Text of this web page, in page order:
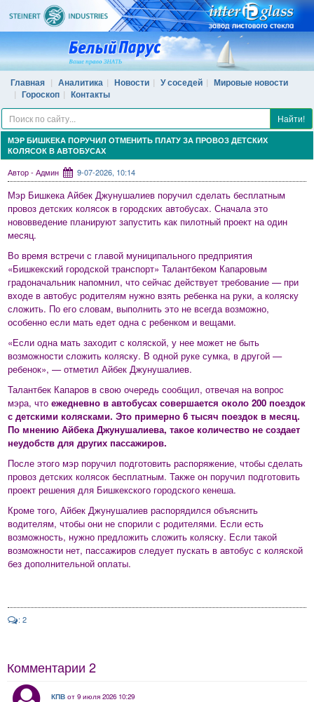
Главная Аналитика Новости У соседей
Мировые новости
Гороскоп
Контакты
Найти!
МЭР БИШКЕКА ПОРУЧИЛ ОТМЕНИТЬ ПЛАТУ ЗА ПРОВОЗ ДЕТСКИХ
КОЛЯСОК В АВТОБУСАХ
Автор - Админ 9-07-2026, 10:14
Мэр Бишкека Айбек Джунушалиев поручил сделать бесплатным
провоз детских колясок в городских автобусах. Сначала это
нововведение планируют запустить как пилотный проект на один
месяц.
Во время встречи с главой муниципального предприятия
«Бишкекский городской транспорт» Талантбеком Капаровым
градоначальник напомнил, что сейчас действует требование — при
входе в автобус родителям нужно взять ребенка на руки, а коляску
сложить. По его словам, выполнить это не всегда возможно,
особенно если мать едет одна с ребенком и вещами.
«Если одна мать заходит с коляской, у нее может не быть
возможности сложить коляску. В одной руке сумка, в другой —
ребенок», — отметил Айбек Джунушалиев.
Талантбек Капаров в свою очередь сообщил, отвечая на вопрос
мэра, что ежедневно в автобусах совершается около 200 поездок
с детскими колясками. Это примерно 6 тысяч поездок в месяц.
По мнению Айбека Джунушалиева, такое количество не создает
неудобств для других пассажиров.
После этого мэр поручил подготовить распоряжение, чтобы сделать
провоз детских колясок бесплатным. Также он поручил подготовить
проект решения для Бишкекского городского кенеша.
Кроме того, Айбек Джунушалиев распорядился объяснить
водителям, чтобы они не спорили с родителями. Если есть
возможность, нужно предложить сложить коляску. Если такой
возможности нет, пассажиров следует пускать в автобус с коляской
без дополнительной оплаты.
: 2
Комментарии 2
КПВ от 9 июля 2026 10:29